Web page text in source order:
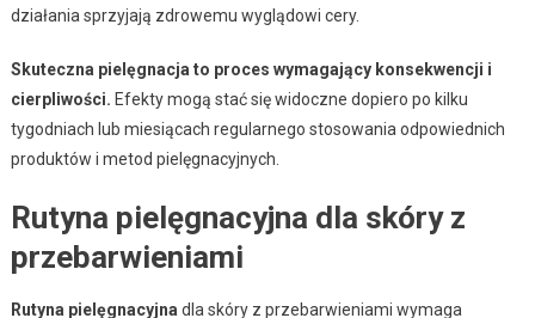
działania sprzyjają zdrowemu wyglądowi cery.
Skuteczna pielęgnacja to proces wymagający konsekwencji i
cierpliwości. Efekty mogą stać się widoczne dopiero po kilku
tygodniach lub miesiącach regularnego stosowania odpowiednich
produktów i metod pielęgnacyjnych.
Rutyna pielęgnacyjna dla skóry z
przebarwieniami
Rutyna pielęgnacyjna dla skóry z przebarwieniami wymaga